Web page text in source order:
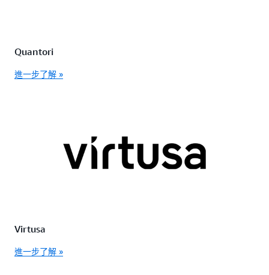
Quantori
進一步了解 »
Virtusa
進一步了解 »